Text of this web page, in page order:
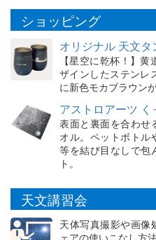
ショッピング
オリジナル 天文タ
【星空に乾杯！】
ザインしたステンレ
に新色モカブラウンが
アストロアーツ
表面と裏面を合わせ
オル。ペットボトル
等を結び目なしで包
ト。
天文講習会
天体写真撮影や画像